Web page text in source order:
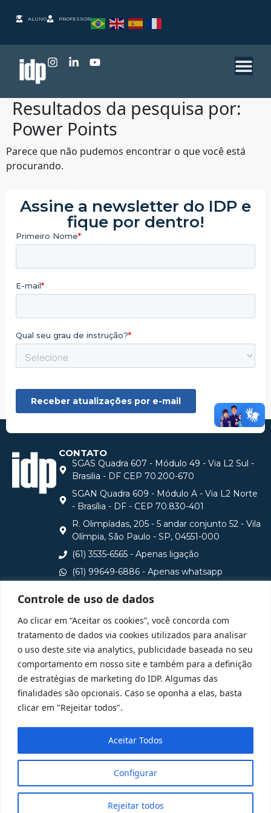
Controle de uso de dados
Ao clicar em “Aceitar os cookies”, você concorda com
tratamento de dados via cookies utilizados para analisar
o uso deste site via analytics, publicidade baseada no seu
comportamento em nosso site e também para a definição
de estratégias de marketing do IDP. Algumas das
finalidades são opcionais. Caso se oponha a elas, basta
clicar em "Rejeitar todos".
Configurar
Rejeitar todos
Aceitar Todos
ALUNO PROFESSOR
Resultados da pesquisa por:
Power Points
Parece que não pudemos encontrar o que você está
procurando.
Assine a newsletter do IDP e
fique por dentro!
CONTATO
SGAS Quadra 607 - Módulo 49 - Via L2 Sul -
Brasilia - DF CEP 70.200-670
SGAN Quadra 609 - Módulo A - Via L2 Norte
- Brasília - DF - CEP 70.830-401
R. Olimpíadas, 205 - 5 andar conjunto 52 - Vila
Olímpia, São Paulo - SP, 04551-000
(61) 3535-6565 - Apenas ligação
(61) 99649-6886 - Apenas whatsapp
Consulte aqui o cadastro da Instituição no Sistema e-
MEC
@ 2025 Todos Direitos Reservados